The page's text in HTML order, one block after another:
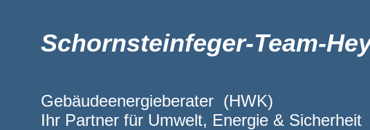
Schornsteinfeger-Team-
Gebäudeenergieberater (HWK)
Ihr Partner für Umwelt, Energie & Sicherheit